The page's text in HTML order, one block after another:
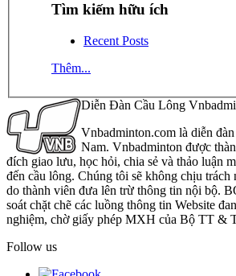
Tìm kiếm hữu ích
Recent Posts
Thêm...
Diễn Đàn Cầu Lông
Vnbadminton.com là diễn
Nam. Vnbadminton được
đích giao lưu, học hỏi, chia sẻ và thảo luận
đến cầu lông. Chúng tôi sẽ không chịu trách
do thành viên đưa lên trừ thông tin nội bộ.
soát chặt chẽ các luồng thông tin Website
nghiệm, chờ giấy phép MXH của Bộ TT &
Follow us